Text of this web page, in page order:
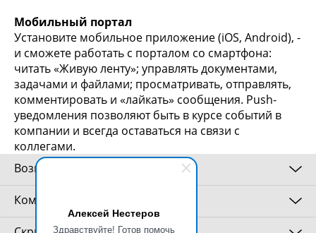
Алексей Нестеров
Здравствуйте! Готов помочь
Мобильный портал
Установите мобильное приложение (iOS, Android), -
и сможете работать с порталом со смартфона:
читать «Живую ленту»; управлять документами,
задачами и файлами; просматривать, отправлять,
комментировать и «лайкать» сообщения. Push-
уведомления позволяют быть в курсе событий в
компании и всегда оставаться на связи с
коллегами.
Возможности
Совместная работа
Комплектация